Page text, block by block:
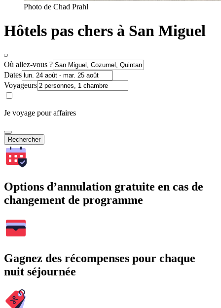
Photo de Chad Prahl
Hôtels pas chers à San Miguel
Où allez-vous ?
Dates
Voyageurs
Je voyage pour affaires
Rechercher
Options d’annulation gratuite en cas de
changement de programme
Gagnez des récompenses pour chaque
nuit séjournée